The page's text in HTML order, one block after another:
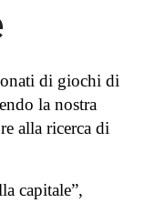
di giochi di
la nostra
alla ricerca di
capitale”,